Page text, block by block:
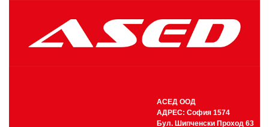
АСЕД ООД
АДРЕС: София 1574
Бул. Шипченски Проход 63